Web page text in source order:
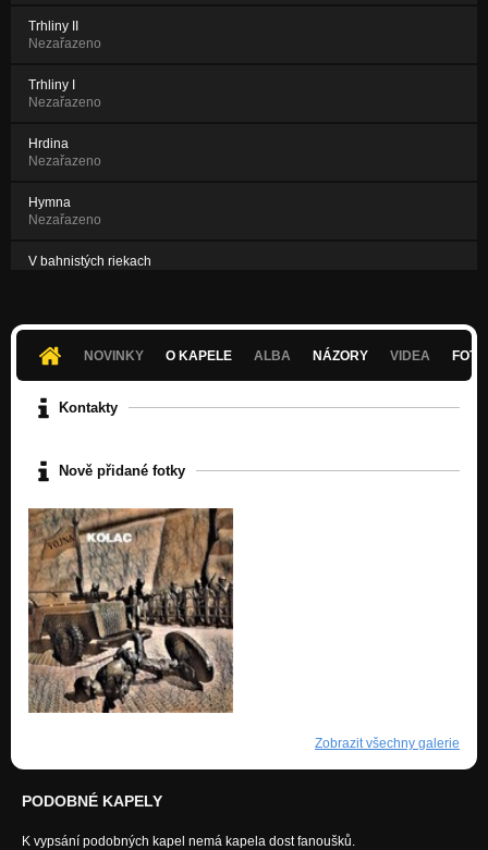
Trhliny II
Nezařazeno
Trhliny I
Nezařazeno
Hrdina
Nezařazeno
Hymna
Nezařazeno
V bahnistých riekach
NOVINKY
O KAPELE ALBA NÁZORY VIDEA
Kontakty
Nově přidané fotky
Zobrazit všechny galerie
PODOBNÉ KAPELY
K vypsání podobných kapel nemá kapela dost fanoušků.